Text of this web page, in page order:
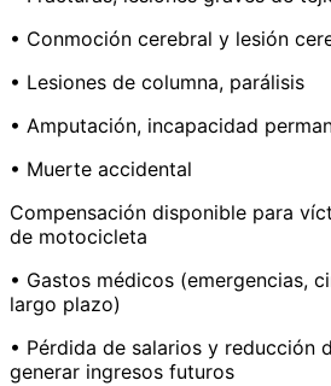
• Conmoción cerebral y lesión
• Lesiones de columna, parálisis
• Amputación, incapacidad
• Muerte accidental
Compensación disponible para
de motocicleta
• Gastos médicos (emergencias,
largo plazo)
• Pérdida de salarios y reducción
generar ingresos futuros